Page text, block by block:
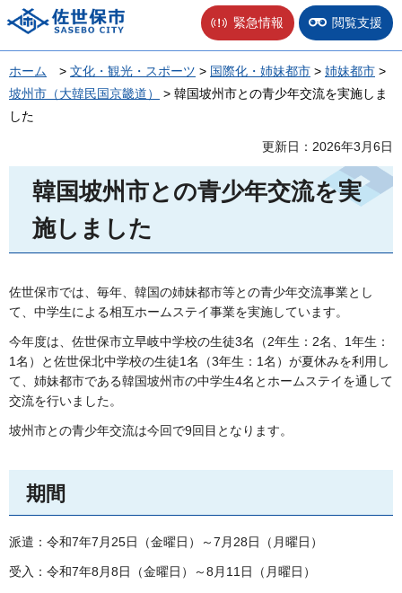
佐世保市 緊急情報 閲覧支援
ホーム > 文化・観光・スポーツ > 国際化・姉妹都市 > 姉妹都市 >
坡州市（大韓民国京畿道）
> 韓国坡州市との青少年交流を実施しま
した
更新日：2026年3月6日
韓国坡州市との青少年交流を実
施しました
佐世保市では、毎年、韓国の姉妹都市等との青少年交流事業とし
て、中学生による相互ホームステイ事業を実施しています。
今年度は、佐世保市立早岐中学校の生徒3名（2年生：2名、1年生：
1名）と佐世保北中学校の生徒1名（3年生：1名）が夏休みを利用し
て、姉妹都市である韓国坡州市の中学生4名とホームステイを通して
交流を行いました。
坡州市との青少年交流は今回で9回目となります。
期間
派遣：令和7年7月25日（金曜日）～7月28日（月曜日）
受入：令和7年8月8日（金曜日）～8月11日（月曜日）